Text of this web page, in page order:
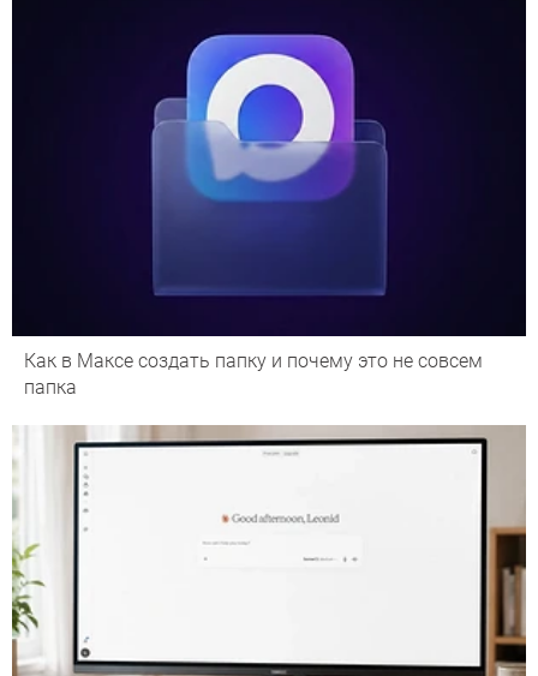
Как в Максе создать папку и почему это не совсем
папка